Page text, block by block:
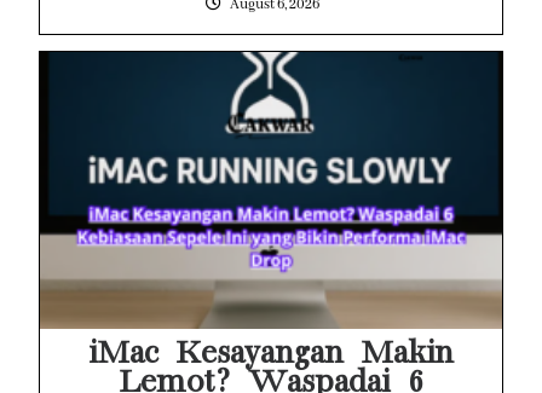
August 6, 2026
iMac Kesayangan Makin
Lemot? Waspadai 6